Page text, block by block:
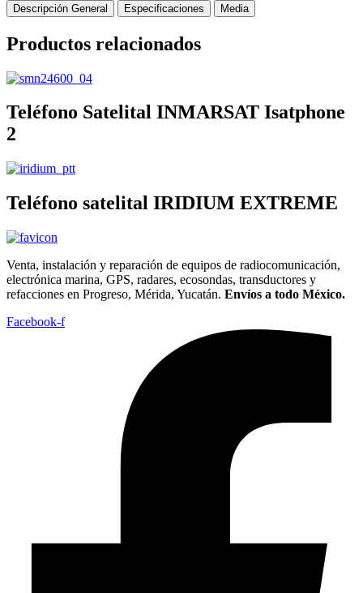
Descripción General Especificaciones Media
Productos relacionados
Teléfono Satelital INMARSAT Isatphone
2
Teléfono satelital IRIDIUM EXTREME
Venta, instalación y reparación de equipos de radiocomunicación,
electrónica marina, GPS, radares, ecosondas, transductores y
refacciones en Progreso, Mérida, Yucatán. Envíos a todo México.
Facebook-f